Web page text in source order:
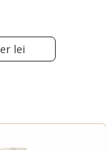
lei